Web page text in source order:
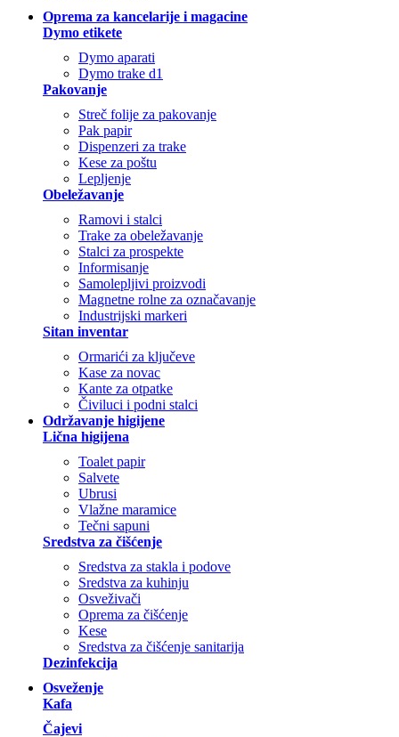
Oprema za kancelarije i magacine
Dymo etikete
Dymo aparati
Dymo trake d1
Pakovanje
Streč folije za pakovanje
Pak papir
Dispenzeri za trake
Kese za poštu
Lepljenje
Obeležavanje
Ramovi i stalci
Trake za obeležavanje
Stalci za prospekte
Informisanje
Samolepljivi proizvodi
Magnetne rolne za označavanje
Industrijski markeri
Sitan inventar
Ormarići za ključeve
Kase za novac
Kante za otpatke
Čiviluci i podni stalci
Održavanje higijene
Lična higijena
Toalet papir
Salvete
Ubrusi
Vlažne maramice
Tečni sapuni
Sredstva za čišćenje
Sredstva za stakla i podove
Sredstva za kuhinju
Osveživači
Oprema za čišćenje
Kese
Sredstva za čišćenje sanitarija
Dezinfekcija
Osveženje
Kafa
Čajevi